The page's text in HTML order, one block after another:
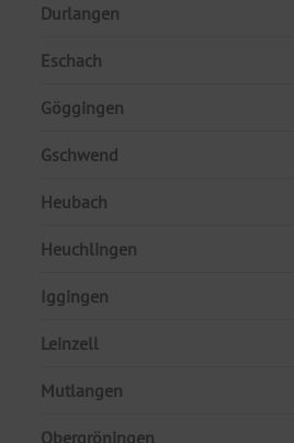
Durlangen
Eschach
Göggingen
Gschwend
Heubach
Heuchlingen
Iggingen
Leinzell
Mutlangen
Obergröningen